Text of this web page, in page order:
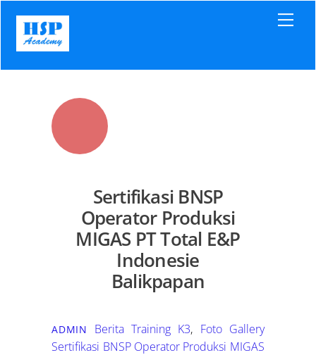
content
Sertifikasi BNSP
Operator Produksi
MIGAS PT Total E&P
Indonesie
Balikpapan
ADMIN Berita Training K3, Foto Gallery
Sertifikasi BNSP Operator Produksi MIGAS